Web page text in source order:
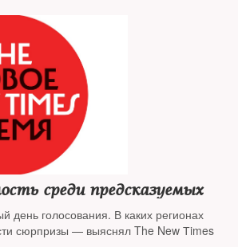
среди предсказуемых
день голосования. В каких регионах
сюрпризы — выяснял The New Тimes